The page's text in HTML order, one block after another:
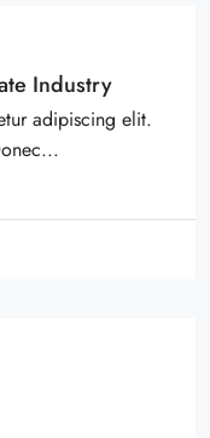
Industry
adipiscing elit.